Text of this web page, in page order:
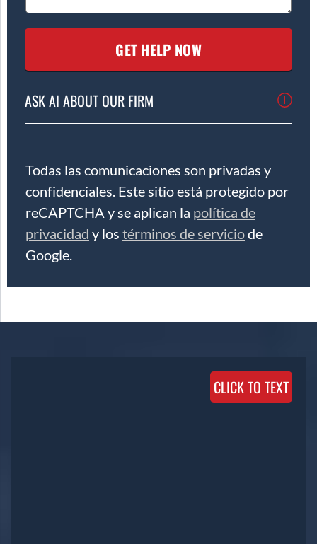
ASK AI ABOUT OUR FIRM
Todas las comunicaciones son privadas y
confidenciales. Este sitio está protegido por
reCAPTCHA y se aplican la política de
privacidad y los términos de serviciode
Google.
CLICK TO TEXT